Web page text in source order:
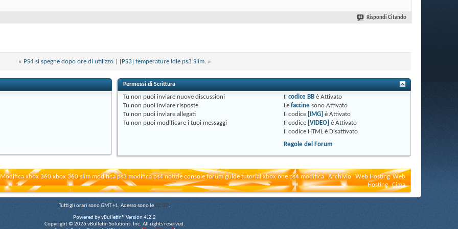
Rispondi Citando
« PS4 si spegne dopo ore di utilizzo| [PS3] temperature Idle ps3 Slim. »
Permessi di Scrittura
Tu non puoiinviare nuove discussioni
Tu non puoiinviare risposte
Tu non puoiinviare allegati
Tu non puoimodificare i tuoi messaggi
Il codice BBè Attivato
Le faccinesono Attivato
Il codice [IMG] è Attivato
Il codice [VIDEO] è Attivato
Il codice HTML è Disattivato
Regole del Forum
Modifica xbox 360 xbox 360 slim modifica ps3 modifica ps4 notizie console forum guide tutorial xbox one ps4 modifica Archivio Web Hosting Web
Hosting
Cima
Tutti gli orari sono GMT +1. Adesso sono le02:37.
Powered by vBulletin® Version 4.2.2
Copyright © 2026 vBulletin Solutions, Inc. All rights reserved.